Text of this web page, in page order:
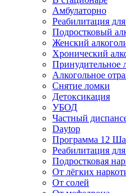
Амбулаторно
Реабилитация
Подростковый
Женский
Хронический
Принудительное
Алкогольное
Снятие ломки
Детоксикация
УБОД
Частный
Daytop
Программа 12
Реабилитация
Подростковая
От лёгких
От солей